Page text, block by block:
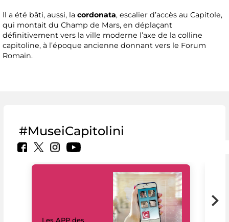
Il a été bâti, aussi, la cordonata, escalier d’accès au Capitole,
qui montait du Champ de Mars, en déplaçant
définitivement vers la ville moderne l’axe de la colline
capitoline, à l’époque ancienne donnant vers le Forum
Romain.
#MuseiCapitolini
Les APP des